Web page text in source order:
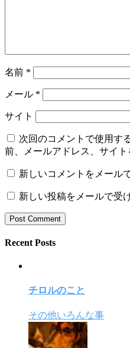
名前 *
メール *
サイト
次回のコメントで使用す
前、メールアドレス、サイト
新しいコメントをメール
新しい投稿をメールで受
Recent Posts
チロルのこと
その他いろんな事